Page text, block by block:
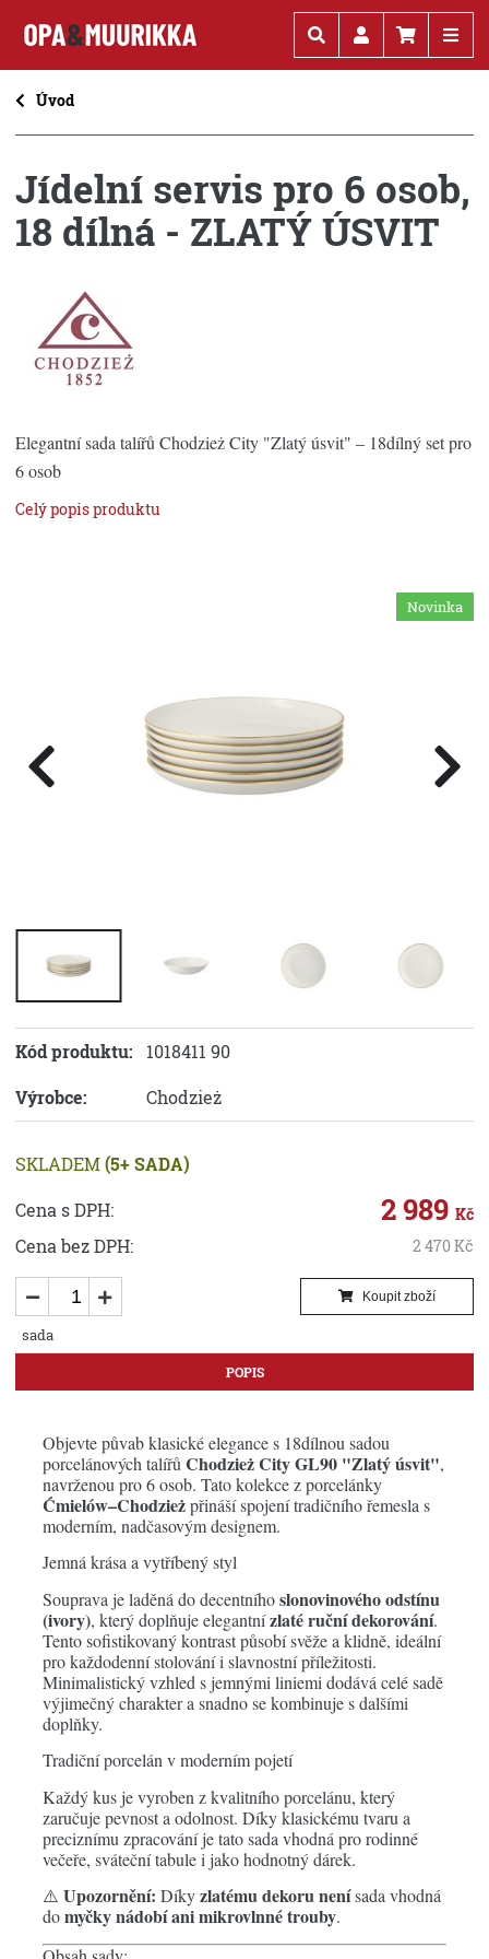
Úvod
Jídelní servis pro 6 osob,
18 dílná - ZLATÝ ÚSVIT
Elegantní sada talířů Chodzież City "Zlatý úsvit" – 18dílný set pro
6 osob
Celý popis produktu
Novinka
Kód produktu:
1018411 90
Výrobce:
Chodzież
SKLADEM(5+ SADA)
Cena s DPH:
2 989 Kč
Cena bez DPH: 2 470 Kč
sada
Koupit zboží
POPIS
Objevte půvab klasické elegance s 18dílnou sadou
porcelánových talířů Chodzież City GL90 "Zlatý úsvit",
navrženou pro 6 osob. Tato kolekce z porcelánky
Ćmielów–Chodzieżpřináší spojení tradičního řemesla s
moderním, nadčasovým designem.
Jemná krása a vytříbený styl
Souprava je laděná do decentníhoslonovinového odstínu
(ivory), který doplňuje elegantnízlaté ruční dekorování.
Tento sofistikovaný kontrast působí svěže a klidně, ideální
pro každodenní stolování i slavnostní příležitosti.
Minimalistický vzhled s jemnými liniemi dodává celé sadě
výjimečný charakter a snadno se kombinuje s dalšími
doplňky.
Tradiční porcelán v moderním pojetí
Každý kus je vyroben z kvalitního porcelánu, který
zaručuje pevnost a odolnost. Díky klasickému tvaru a
preciznímu zpracování je tato sada vhodná pro rodinné
večeře, sváteční tabule i jako hodnotný dárek.
⚠️ Upozornění: Díkyzlatému dekorunenísada vhodná
domyčky nádobí ani mikrovlnné trouby.